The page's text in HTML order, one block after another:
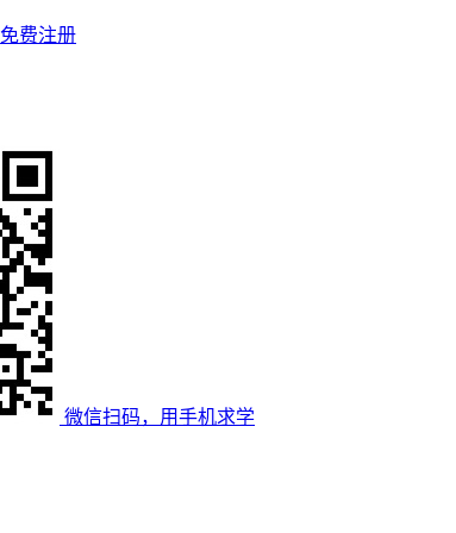
免费注册
微信扫码，用手机求学